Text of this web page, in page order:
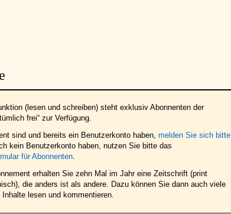
(lesen und schreiben) steht exklusiv Abonnenten der
frei“ zur Verfügung.
sind und bereits ein Benutzerkonto haben, melden Sie sich bitte
kein Benutzerkonto haben, nutzen Sie bitte das
für Abonnenten.
erhalten Sie zehn Mal im Jahr eine Zeitschrift (print
die anders ist als andere. Dazu können Sie dann auch viele
lesen und kommentieren.